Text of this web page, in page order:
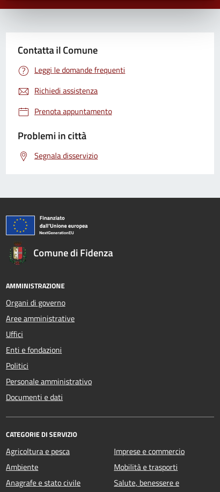
Contatta il Comune
Leggi le domande frequenti
Richiedi assistenza
Prenota appuntamento
Problemi in città
Segnala disservizio
Comune di Fidenza
AMMINISTRAZIONE
Organi di governo
Aree amministrative
Uffici
Enti e fondazioni
Politici
Personale amministrativo
Documenti e dati
CATEGORIE DI SERVIZIO
Agricoltura e pesca
Ambiente
Anagrafe e stato civile
Imprese e commercio
Mobilità e trasporti
Salute, benessere e